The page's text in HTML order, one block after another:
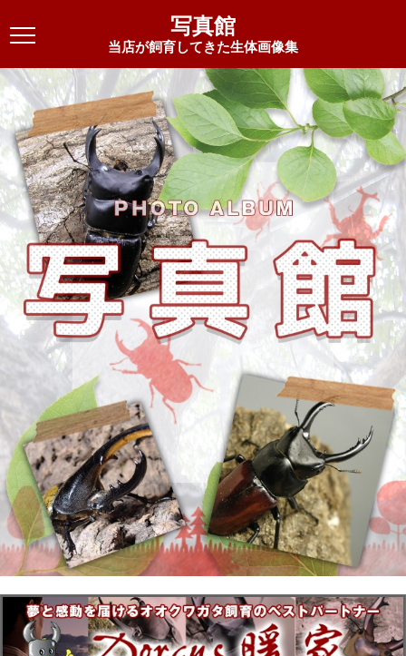
写真館
当店が飼育してきた生体画像集